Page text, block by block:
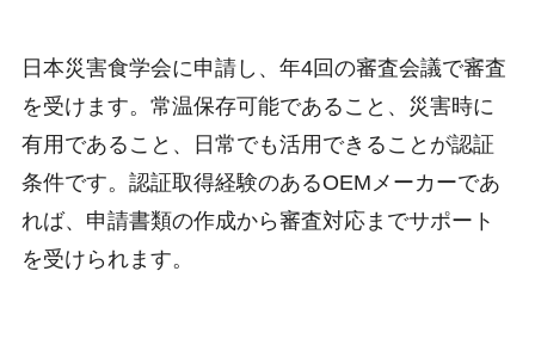
日本災害食学会に申請し、年4回の審査会議で審査
を受けます。常温保存可能であること、災害時に
有用であること、日常でも活用できることが認証
条件です。認証取得経験のあるOEMメーカーであ
れば、申請書類の作成から審査対応までサポート
を受けられます。